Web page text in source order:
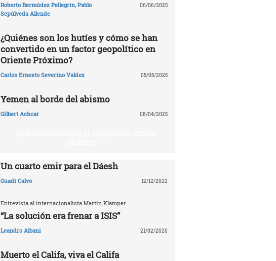
Roberto Bermúdez Pellegrin, Pablo
Sepúlveda Allende
06/06/2025
¿Quiénes son los hutíes y cómo se han
convertido en un factor geopolítico en
Oriente Próximo?
Carlos Ernesto Severino Valdez 05/05/2025
Yemen al borde del abismo
Gilbert Achcar 08/04/2025
Un cuarto emir para el Dáesh
Guadi Calvo 12/12/2022
Entrevista al internacionalista Martin Klamper
“La solución era frenar a ISIS”
Leandro Albani 21/02/2020
Muerto el Califa, viva el Califa